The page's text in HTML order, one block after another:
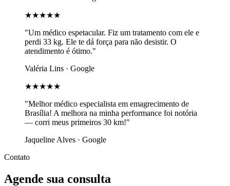
★★★★★
"Um médico espetacular. Fiz um tratamento com ele e
perdi 33 kg. Ele te dá força para não desistir. O
atendimento é ótimo."
Valéria Lins · Google
★★★★★
"Melhor médico especialista em emagrecimento de
Brasília! A melhora na minha performance foi notória
— corri meus primeiros 30 km!"
Jaqueline Alves · Google
Contato
Agende sua consulta